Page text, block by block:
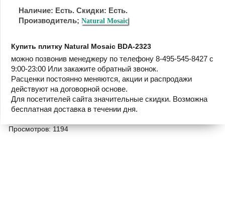
Наличие: Есть. Скидки: Есть.
Производитель; Natural Mosaic
Купить плитку Natural Mosaic BDA-2323
можно позвонив менеджеру по телефону 8-495-545-8427 с
9:00-23:00 Или закажите обратный звонок.
Расценки постоянно меняются, акции и распродажи
действуют на договорной основе.
Для посетителей сайта значительные скидки. Возможна
бесплатная доставка в течении дня.
Просмотров: 1194